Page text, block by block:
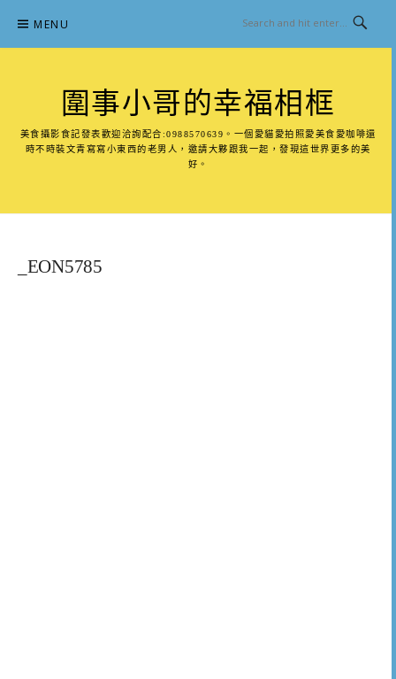
content
MENU
圍事小哥的幸福相框
美食攝影食記發表歡迎洽詢配合:0988570639。一個愛貓愛拍照愛美食愛咖啡還
時不時裝文青寫寫小東西的老男人，邀請大夥跟我一起，發現這世界更多的美
好。
_EON5785